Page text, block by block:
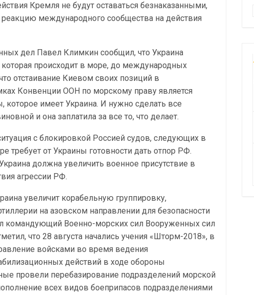
Кремля не будут оставаться безнаказанными,
международного сообщества на действия
дел Павел Климкин сообщил, что Украина
происходит в море, до международных
отстаивание Киевом своих позиций в
Конвенции ООН по морскому праву является
имеет Украина. И нужно сделать все
и она заплатила за все то, что делает.
с блокировкой Россией судов, следующих в
требует от Украины готовности дать отпор РФ.
должна увеличить военное присутствие в
агрессии РФ.
увеличит корабельную группировку,
на азовском направлении для безопасности
командующий Военно-морских сил Вооруженных сил
что 28 августа начались учения «Шторм-2018», в
войсками во время ведения
действий в ходе обороны
провели перебазирование подразделений морской
всех видов боеприпасов подразделениями